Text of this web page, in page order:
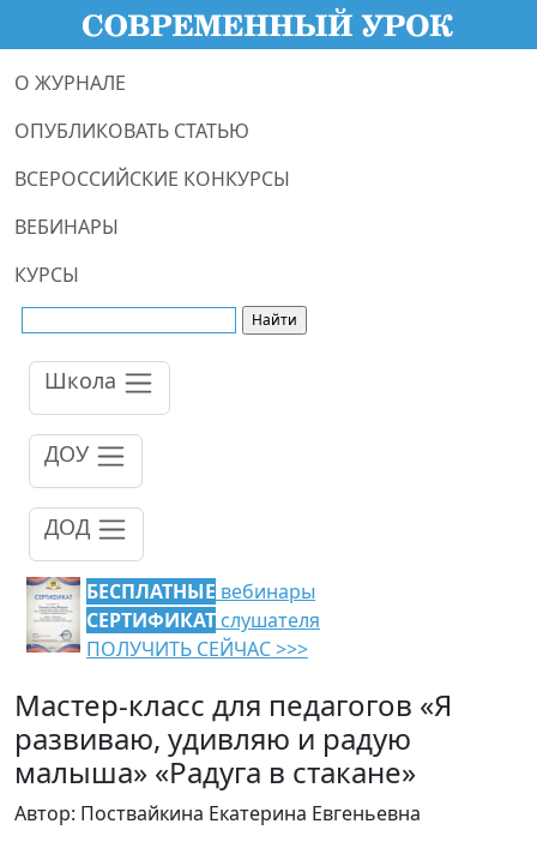
О ЖУРНАЛЕ
ОПУБЛИКОВАТЬ СТАТЬЮ
ВСЕРОССИЙСКИЕ КОНКУРСЫ
ВЕБИНАРЫ
КУРСЫ
Школа
ДОУ
ДОД
БЕСПЛАТНЫЕ вебинары
СЕРТИФИКАТ слушателя
ПОЛУЧИТЬ СЕЙЧАС >>>
Мастер-класс для педагогов «Я
развиваю, удивляю и радую
малыша» «Радуга в стакане»
Автор: Поствайкина Екатерина Евгеньевна